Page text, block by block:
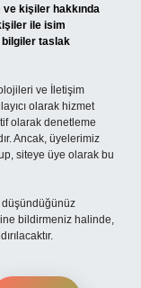
kişiler hakkında
ile isim
bilgiler taslak
ve İletişim
olarak hizmet
olarak denetleme
Ancak, üyelerimiz
siteye üye olarak bu
düşündüğünüz
bildirmeniz halinde,